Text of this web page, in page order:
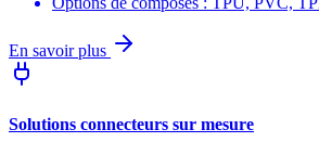
En savoir plus
Solutions connecteurs sur mesure